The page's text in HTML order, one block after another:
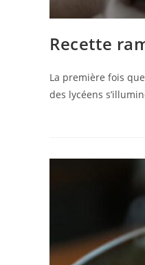
Recette
La première fois
des lycéens